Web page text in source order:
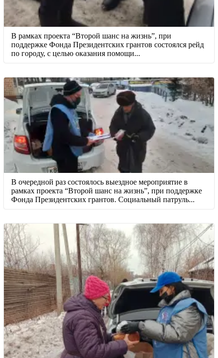
В рамках проекта “Второй шанс на жизнь”, при
поддержке Фонда Президентских грантов состоялся рейд
по городу, с целью оказания помощи...
В очередной раз состоялось выездное мероприятие в
рамках проекта “Второй шанс на жизнь”, при поддержке
Фонда Президентских грантов. Социальный патруль...